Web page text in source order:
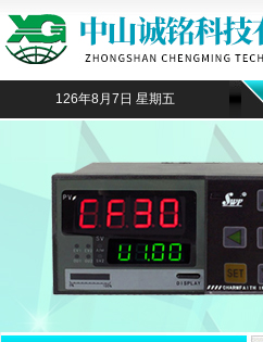
126年8月7日 星期五